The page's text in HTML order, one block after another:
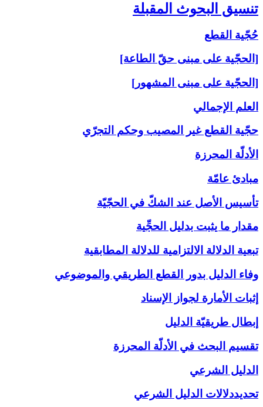
تنسيق البحوث المقبلة
حُجّية القطع
[الحجّية على مبنى حقّ الطاعة]
[الحجّية على مبنى المشهور]
العلم الإجمالي
حجّية القطع غير المصيب وحكم التجرّي
الأدلّة المحرزة
مبادئ عامّة
تأسيس الأصل عند الشكّ في الحجّيّة
مقدار ما يثبت بدليل الحجِّية
تبعية الدلالة الالتزامية للدلالة المطابقية
وفاء الدليل بدور القطع الطريقي والموضوعي
إثبات الأمارة لجواز الإسناد
إبطال طريقيّة الدليل
تقسيم البحث في الأدلّة المحرزة
الدليل الشرعي‏
تحديددلالات الدليل الشرعي‏